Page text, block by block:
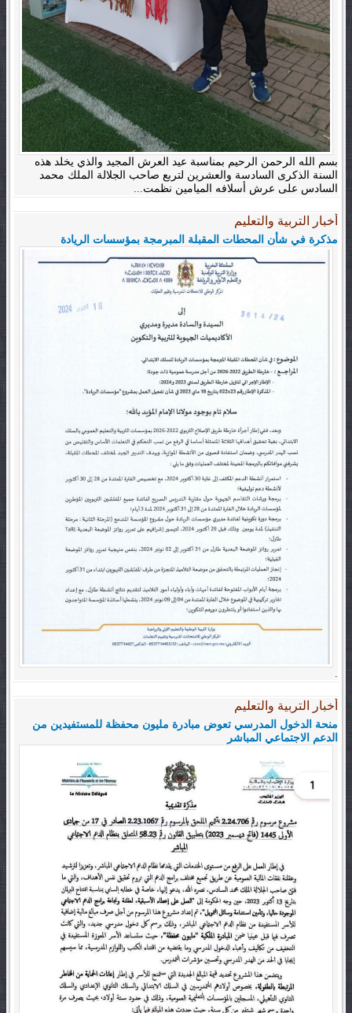
بسم الله الرحمن الرحيم بمناسبة عيد العرش المجيد والذي يخلد هذه
السنة الذكرى السادسة والعشرين لتربع صاحب الجلالة الملك محمد
السادس على عرش أسلافه الميامين نظمت...
أخبار التربية والتعليم
مذكرة في شأن المحطات المقبلة المبرمجة بمؤسسات الريادة
أخبار التربية والتعليم
منحة الدخول المدرسي تعوض مبادرة مليون محفظة للمستفيدين من
الدعم الاجتماعي المباشر